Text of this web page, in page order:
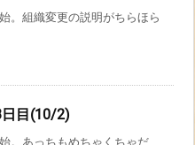
。組織変更の説明がちらほら
目(10/2)
。あっちもめちゃくちゃだ